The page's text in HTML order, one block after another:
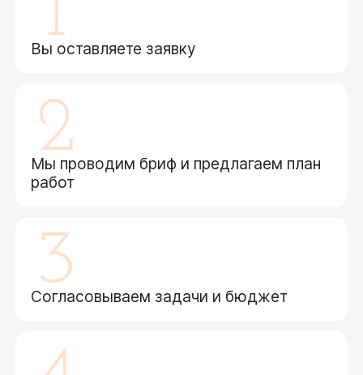
Вы оставляете заявку
Мы проводим бриф и предлагаем план
работ
Согласовываем задачи и бюджет